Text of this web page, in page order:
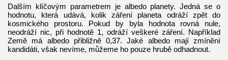
Dalším klíčovým parametrem je albedo planety. Jedná se o
hodnotu, která udává, kolik záření planeta odráží zpět do
kosmického prostoru. Pokud by byla hodnota rovná nule,
neodráží nic, při hodnotě 1, odráží veškeré záření. Například
Země má albedo přibližně 0,37. Jaké albedo mají zmínění
kandidáti, však nevíme, můžeme ho pouze hrubě odhadnout.